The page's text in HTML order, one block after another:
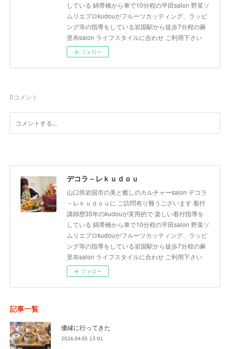
している 錦帯橋から車で10分程の平田salon 野菜ソ
ムリエプロkudouがフルーツカッティング、ラッピ
ング等の指導をしている岩国駅から徒歩7分程の麻
里布salon ライフスタイルに合わせ ご利用下さい
フォロー
0コメント
デコラ－レｋｕｄｏｕ
山口県岩国市の美と癒しのカルチャーsalon デコラ
－レｋｕｄｏｕに ご訪問有り難うございます 着付
講師歴35年のkudouが実用的で 楽しい着付指導を
している 錦帯橋から車で10分程の平田salon 野菜ソ
ムリエプロkudouがフルーツカッティング、ラッピ
ング等の指導をしている岩国駅から徒歩7分程の麻
里布salon ライフスタイルに合わせ ご利用下さい
フォロー
記事一覧
優縁に行ってきた
2026.04.05 13:01